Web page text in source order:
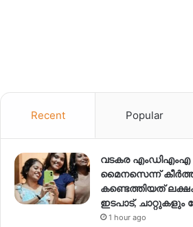
Recent Popular
വടകര എംഡിഎംഎ
മൈനസെന്ന്
കണ്ടെത്തിയത്
ഇടപാട്, ചാറ്റുകളും
1 hour ago